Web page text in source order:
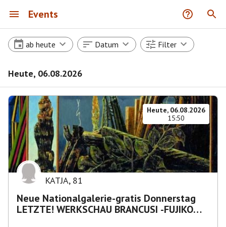
Events
ab heute Datum Filter
Heute, 06.08.2026
Heute, 06.08.2026
15:50
KATJA, 81
Neue Nationalgalerie-gratis Donnerstag
LETZTE! WERKSCHAU BRANCUSI -FUJIKO